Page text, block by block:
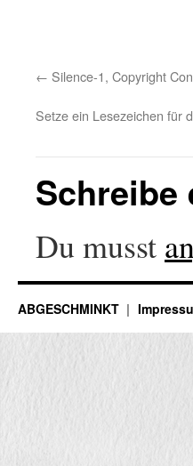
Silence-1, Copyright
Setze ein Lesezeichen für
Schreibe
Du musst
ABGESCHMINKT